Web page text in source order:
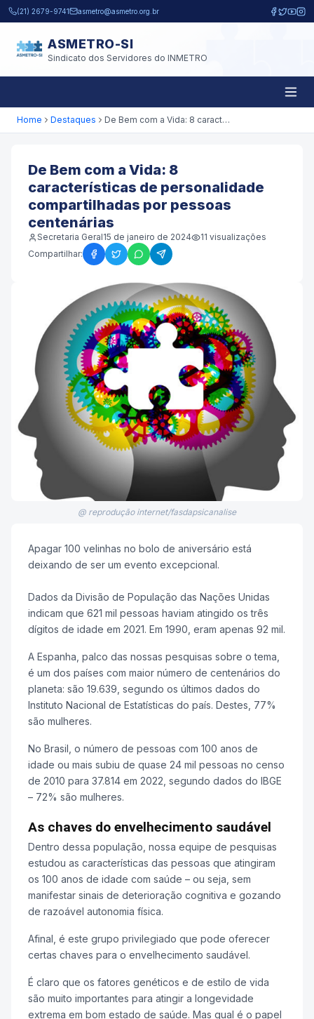
Pular para o conteúdo principal
(21) 2679-9741 asmetro@asmetro.org.br
ASMETRO-SI
Sindicato dos Servidores do INMETRO
Home Destaques De Bem com a Vida: 8 características de personalidade compartilhadas por pessoas centenárias
De Bem com a Vida: 8
características de personalidade
compartilhadas por pessoas
centenárias
Secretaria Geral15 de janeiro de 2024 11 visualizações
Compartilhar:
@ reprodução internet/fasdapsicanalise
Apagar 100 velinhas no bolo de aniversário está
deixando de ser um evento excepcional.
Dados da Divisão de População das Nações Unidas
indicam que 621 mil pessoas haviam atingido os três
dígitos de idade em 2021. Em 1990, eram apenas 92 mil.
A Espanha, palco das nossas pesquisas sobre o tema,
é um dos países com maior número de centenários do
planeta: são 19.639, segundo os últimos dados do
Instituto Nacional de Estatísticas do país. Destes, 77%
são mulheres.
No Brasil, o número de pessoas com 100 anos de
idade ou mais subiu de quase 24 mil pessoas no censo
de 2010 para 37.814 em 2022, segundo dados do IBGE
– 72% são mulheres.
As chaves do envelhecimento saudável
Dentro dessa população, nossa equipe de pesquisas
estudou as características das pessoas que atingiram
os 100 anos de idade com saúde – ou seja, sem
manifestar sinais de deterioração cognitiva e gozando
de razoável autonomia física.
Afinal, é este grupo privilegiado que pode oferecer
certas chaves para o envelhecimento saudável.
É claro que os fatores genéticos e de estilo de vida
são muito importantes para atingir a longevidade
extrema em bom estado de saúde. Mas qual é o papel